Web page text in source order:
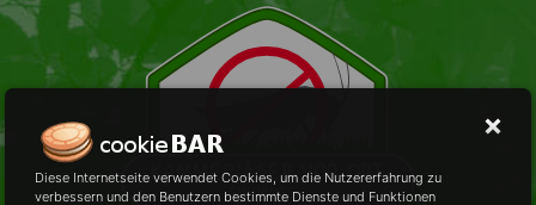
Diese Internetseite verwendet Cookies, um die Nutzererfahrung zu
verbessern und den Benutzern bestimmte Dienste und Funktionen